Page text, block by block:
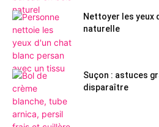
Nettoyer les yeux
naturelle
Suçon : astuces
disparaître